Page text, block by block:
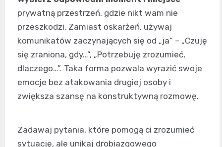
prywatną przestrzeń, gdzie nikt wam nie
przeszkodzi. Zamiast oskarżeń, używaj
komunikatów zaczynających się od „ja” – „Czuję
się zraniona, gdy…”, „Potrzebuję zrozumieć,
dlaczego…”. Taka forma pozwala wyrazić swoje
emocje bez atakowania drugiej osoby i
zwiększa szansę na konstruktywną rozmowę.
Zadawaj pytania, które pomogą ci zrozumieć
sytuację, ale unikaj drobiazgowego